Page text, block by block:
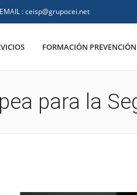
EMAIL : ceisp@grupocei.net
FORMACIÓN
para la